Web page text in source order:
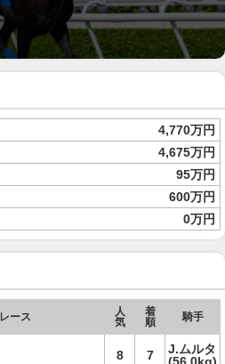
4,770万円
4,675万円
95万円
600万円
0万円
レース
人
気
着
順
騎手
8 7
J.ムルタ